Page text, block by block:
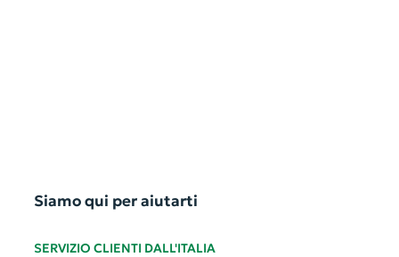
Siamo qui per aiutarti
SERVIZIO CLIENTI DALL'ITALIA